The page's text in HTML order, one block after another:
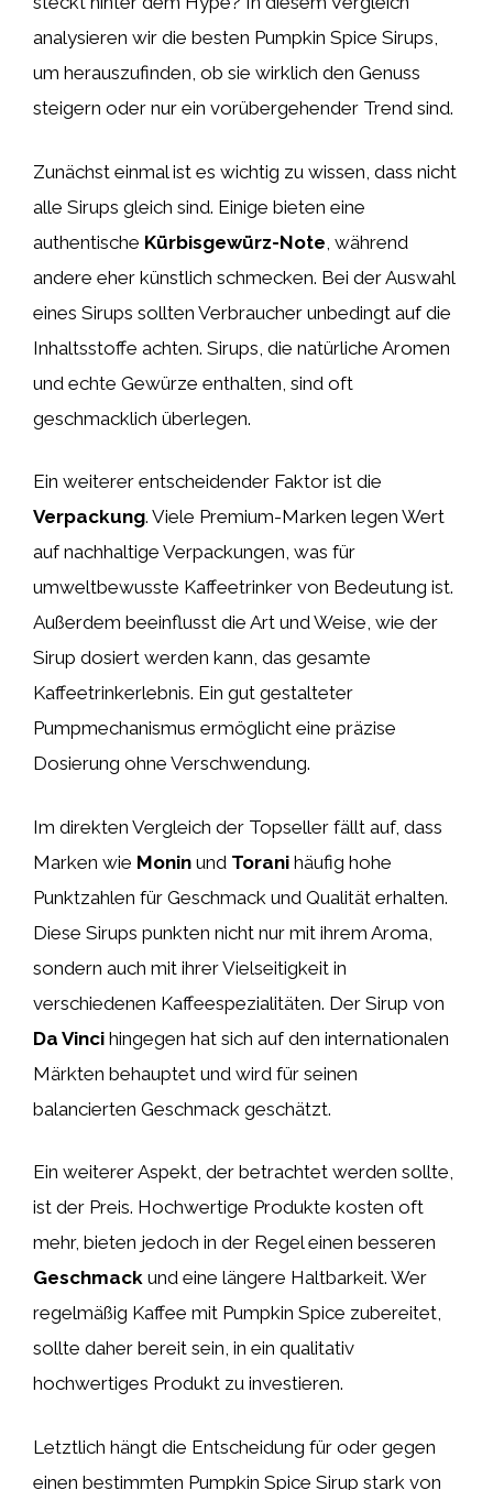
analysieren wir die besten Pumpkin Spice Sirups,
um herauszufinden, ob sie wirklich den Genuss
steigern oder nur ein vorübergehender Trend sind.
Zunächst einmal ist es wichtig zu wissen, dass nicht
alle Sirups gleich sind. Einige bieten eine
authentische Kürbisgewürz-Note , während
andere eher künstlich schmecken. Bei der Auswahl
eines Sirups sollten Verbraucher unbedingt auf die
Inhaltsstoffe achten. Sirups, die natürliche Aromen
und echte Gewürze enthalten, sind oft
geschmacklich überlegen.
Ein weiterer entscheidender Faktor ist die
Verpackung. Viele Premium-Marken legen Wert
auf nachhaltige Verpackungen, was für
umweltbewusste Kaffeetrinker von Bedeutung ist.
Außerdem beeinflusst die Art und Weise, wie der
Sirup dosiert werden kann, das gesamte
Kaffeetrinkerlebnis. Ein gut gestalteter
Pumpmechanismus ermöglicht eine präzise
Dosierung ohne Verschwendung.
Im direkten Vergleich der Topseller fällt auf, dass
Marken wie Monin und Torani häufig hohe
Punktzahlen für Geschmack und Qualität erhalten.
Diese Sirups punkten nicht nur mit ihrem Aroma,
sondern auch mit ihrer Vielseitigkeit in
verschiedenen Kaffeespezialitäten. Der Sirup von
Da Vinci hingegen hat sich auf den internationalen
Märkten behauptet und wird für seinen
balancierten Geschmack geschätzt.
Ein weiterer Aspekt, der betrachtet werden sollte,
ist der Preis. Hochwertige Produkte kosten oft
mehr, bieten jedoch in der Regel einen besseren
Geschmack und eine längere Haltbarkeit. Wer
regelmäßig Kaffee mit Pumpkin Spice zubereitet,
sollte daher bereit sein, in ein qualitativ
hochwertiges Produkt zu investieren.
Letztlich hängt die Entscheidung für oder gegen
einen bestimmten Pumpkin Spice Sirup stark von